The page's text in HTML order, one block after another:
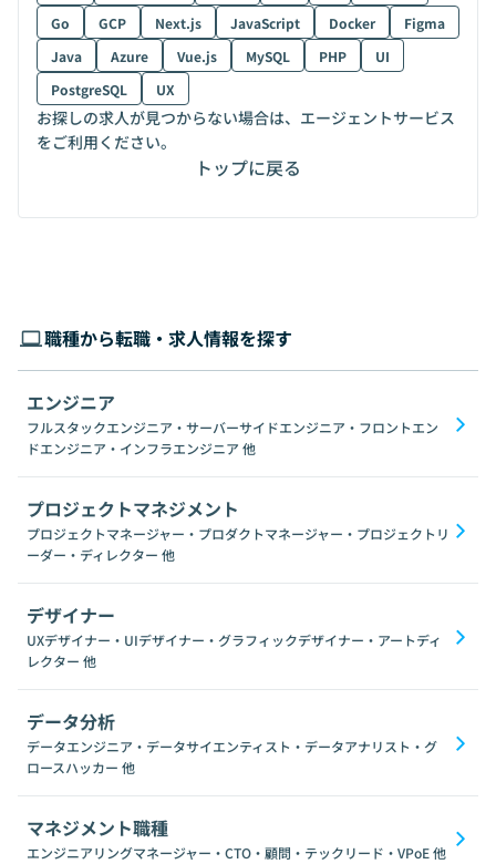
Go
GCP Next.js JavaScript Docker
Figma
Java
Azure Vue.js MySQL PHP
UI
PostgreSQL
UX
お探しの求人が見つからない場合は、エージェントサービス
をご利用ください。
トップに戻る
職種から転職・求人情報を探す
エンジニア
フルスタックエンジニア・サーバーサイドエンジニア・フロントエン
ドエンジニア・インフラエンジニア 他
プロジェクトマネジメント
プロジェクトマネージャー・プロダクトマネージャー・プロジェクトリ
ーダー・ディレクター 他
デザイナー
UXデザイナー・UIデザイナー・グラフィックデザイナー・アートディ
レクター 他
データ分析
データエンジニア・データサイエンティスト・データアナリスト・グ
ロースハッカー 他
マネジメント職種
エンジニアリングマネージャー・CTO・顧問・テックリード・VPoE他